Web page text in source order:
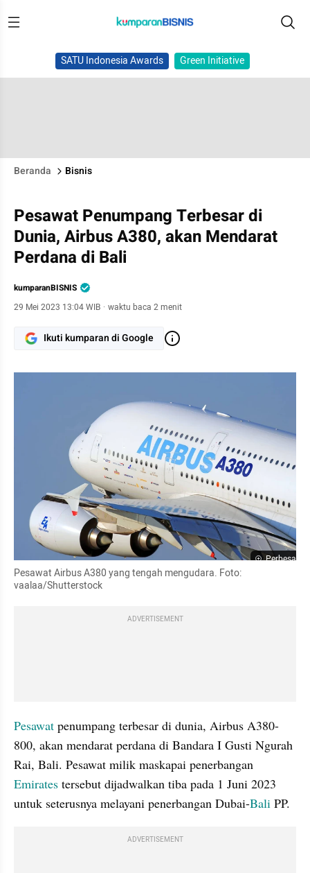
SATU Indonesia Awards Green Initiative
Beranda Bisnis
Pesawat Penumpang Terbesar di
Dunia, Airbus A380, akan Mendarat
Perdana di Bali
kumparanBISNIS
29 Mei 2023 13:04 WIB · waktu baca 2 menit
Ikuti kumparan di Google
Perbesar
Pesawat Airbus A380 yang tengah mengudara. Foto:
vaalaa/Shutterstock
ADVERTISEMENT
Pesawat penumpang terbesar di dunia, Airbus A380-
800, akan mendarat perdana di Bandara I Gusti Ngurah
Emirates tersebut dijadwalkan tiba pada 1 Juni 2023
untuk seterusnya melayani penerbangan Dubai-Bali PP.
ADVERTISEMENT